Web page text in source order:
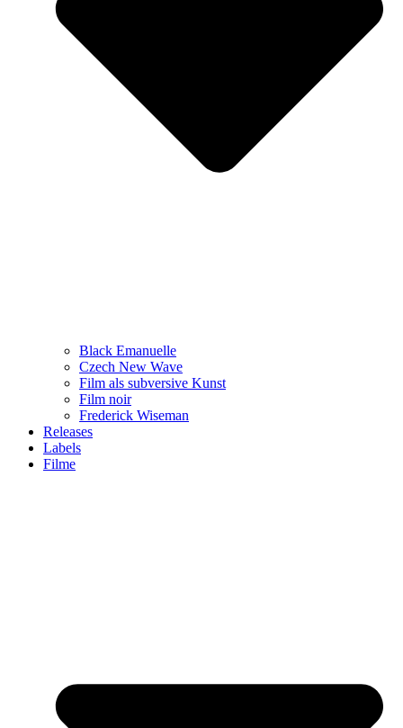
Black Emanuelle
Czech New Wave
Film als subversive Kunst
Film noir
Frederick Wiseman
Releases
Labels
Filme